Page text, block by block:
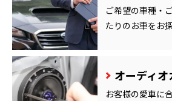
ご希望の車種・
たりのお車をお
オーディ
お客様の愛車に